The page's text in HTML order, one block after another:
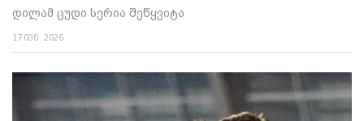
დილამ ცუდი სერია შეწყვიტა
17 ივნ. 2026